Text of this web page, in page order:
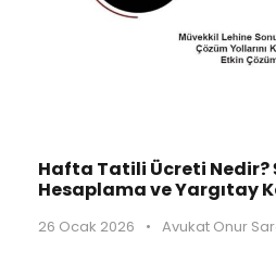
Hafta Tatili Ücreti Nedir?
Hesaplama ve Yargıtay
26 Ocak 2026 • Avukat Onur